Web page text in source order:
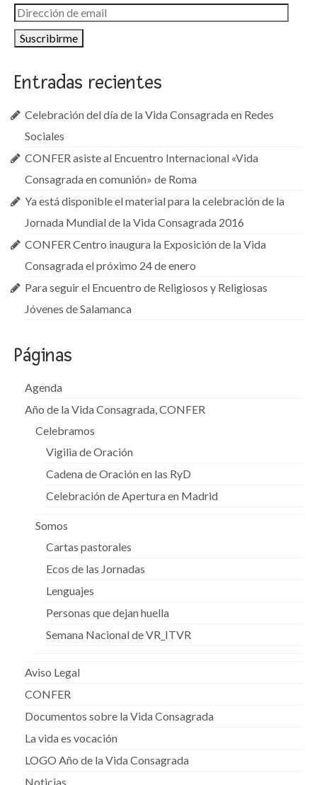
Dirección
de
email
Entradas recientes
Celebración del día de la Vida Consagrada en Redes
Sociales
CONFER asiste al Encuentro Internacional «Vida
Consagrada en comunión» de Roma
Ya está disponible el material para la celebración de la
Jornada Mundial de la Vida Consagrada 2016
CONFER Centro inaugura la Exposición de la Vida
Consagrada el próximo 24 de enero
Para seguir el Encuentro de Religiosos y Religiosas
Jóvenes de Salamanca
Páginas
Agenda
Año de la Vida Consagrada, CONFER
Celebramos
Vigilia de Oración
Cadena de Oración en las RyD
Celebración de Apertura en Madrid
Somos
Cartas pastorales
Ecos de las Jornadas
Lenguajes
Personas que dejan huella
Semana Nacional de VR_ITVR
Aviso Legal
CONFER
Documentos sobre la Vida Consagrada
La vida es vocación
LOGO Año de la Vida Consagrada
Noticias